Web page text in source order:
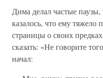
Дима делал частые
казалось, что ему тяжело
страницы о своих
сказать: «Не говорите
начал: